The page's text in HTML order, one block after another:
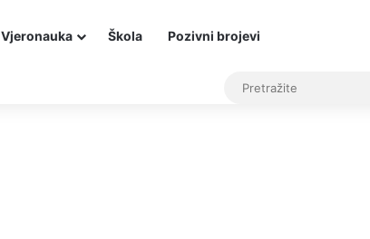
Vjeronauka Škola Pozivni brojevi